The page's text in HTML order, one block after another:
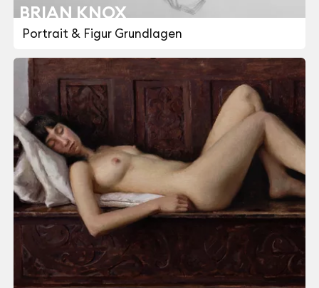
BRIAN KNOX
Portrait & Figur Grundlagen